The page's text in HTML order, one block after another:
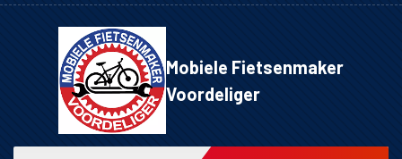
Mobiele Fietsenmaker
Voordeliger